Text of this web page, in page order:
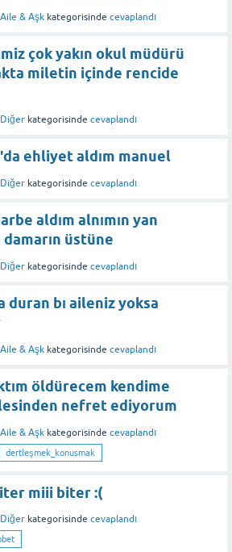
Aile & Aşk kategorisinde cevaplandı
çok yakın okul müdürü
miletin içinde rencide
Diğer kategorisinde cevaplandı
ehliyet aldım manuel
Diğer kategorisinde cevaplandı
aldım alnımın yan
üstüne
Diğer kategorisinde cevaplandı
duran bı aileniz yoksa
Aile & Aşk kategorisinde cevaplandı
öldürecem kendime
nefret ediyorum
Aile & Aşk kategorisinde cevaplandı
dertleşmek_konusmak
miii biter :(
Diğer kategorisinde cevaplandı